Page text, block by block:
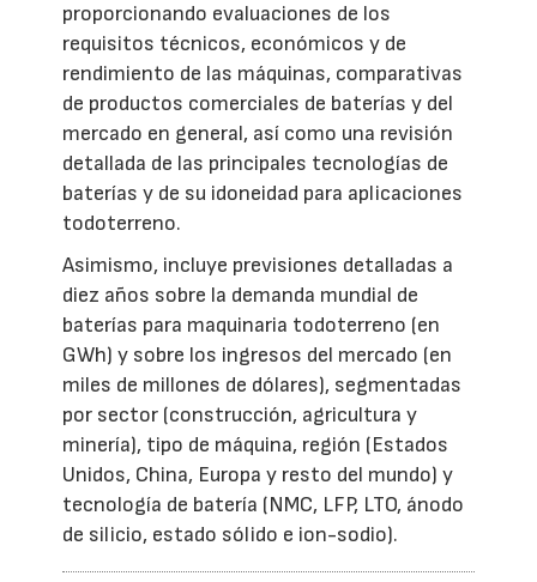
proporcionando evaluaciones de los
requisitos técnicos, económicos y de
rendimiento de las máquinas, comparativas
de productos comerciales de baterías y del
mercado en general, así como una revisión
detallada de las principales tecnologías de
baterías y de su idoneidad para aplicaciones
todoterreno.
Asimismo, incluye previsiones detalladas a
diez años sobre la demanda mundial de
baterías para maquinaria todoterreno (en
GWh) y sobre los ingresos del mercado (en
miles de millones de dólares), segmentadas
por sector (construcción, agricultura y
minería), tipo de máquina, región (Estados
Unidos, China, Europa y resto del mundo) y
tecnología de batería (NMC, LFP, LTO, ánodo
de silicio, estado sólido e ion-sodio).